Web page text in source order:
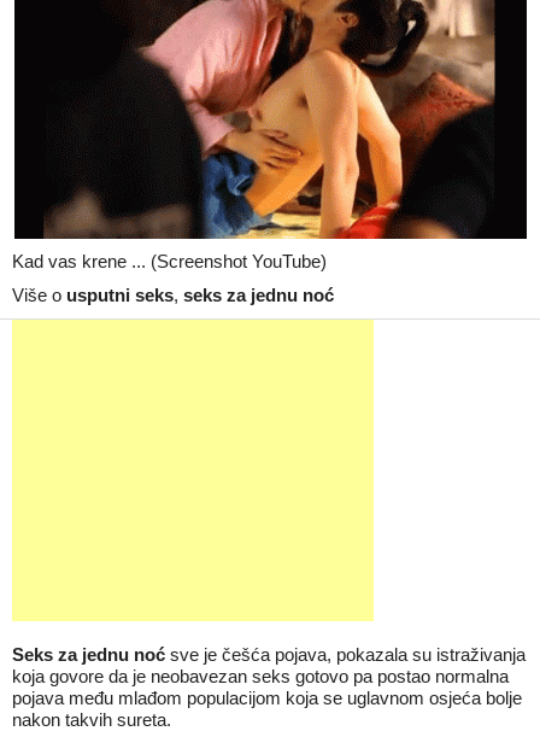
Kad vas krene ... (Screenshot YouTube)
Više o usputni seks, seks za jednu noć
Seks za jednu noć sve je češća pojava, pokazala su istraživanja
koja govore da je neobavezan seks gotovo pa postao normalna
pojava među mlađom populacijom koja se uglavnom osjeća bolje
nakon takvih sureta.